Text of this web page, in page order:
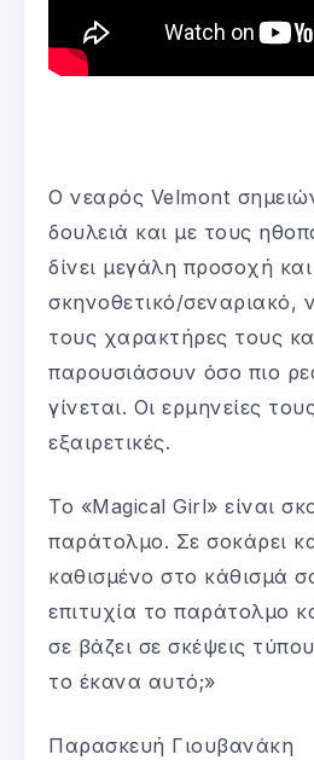
Ο νεαρός Velmont
δουλειά και με τους
δίνει μεγάλη προσοχή
σκηνοθετικό/σεναριακό,
τους χαρακτήρες τους
παρουσιάσουν όσο πιο
γίνεται. Οι ερμηνείες
εξαιρετικές.
Το «Magical Girl» είναι
παράτολμο. Σε σοκάρει
καθισμένο στο κάθισμά
επιτυχία το παράτολμο
σε βάζει σε σκέψεις
το έκανα αυτό;»
Παρασκευή Γιουβανάκη